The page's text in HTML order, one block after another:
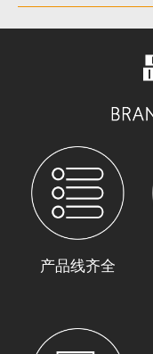
产品线齐全